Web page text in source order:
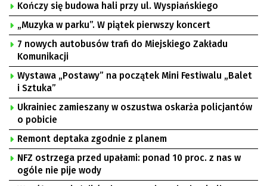
Kończy się budowa hali przy ul. Wyspiańskiego
„Muzyka w parku”. W piątek pierwszy koncert
7 nowych autobusów trafi do Miejskiego Zakładu
Komunikacji
Wystawa „Postawy” na początek Mini Festiwalu „Balet
i Sztuka”
Ukrainiec zamieszany w oszustwa oskarża policjantów
o pobicie
Remont deptaka zgodnie z planem
NFZ ostrzega przed upałami: ponad 10 proc. z nas w
ogóle nie pije wody